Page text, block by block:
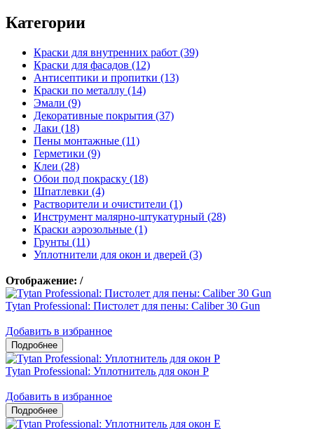
Категории
Краски для внутренних работ (39)
Краски для фасадов (12)
Антисептики и пропитки (13)
Краски по металлу (14)
Эмали (9)
Декоративные покрытия (37)
Лаки (18)
Пены монтажные (11)
Герметики (9)
Клеи (28)
Обои под покраску (18)
Шпатлевки (4)
Растворители и очистители (1)
Инструмент малярно-штукатурный (28)
Краски аэрозольные (1)
Грунты (11)
Уплотнители для окон и дверей (3)
Отображение: /
Tytan Professional: Пистолет для пены: Caliber 30 Gun
Добавить в избранное
Tytan Professional: Уплотнитель для окон P
Добавить в избранное